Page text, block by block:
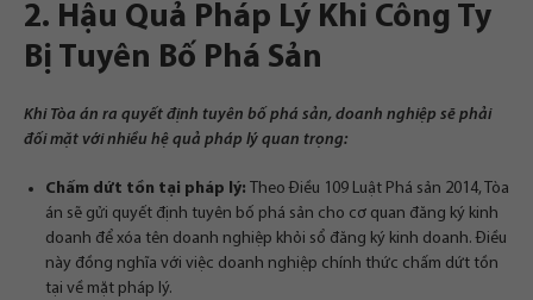
2. Hậu Quả Pháp Lý Khi Công Ty
Bị Tuyên Bố Phá Sản
Khi Tòa án ra quyết định tuyên bố phá sản, doanh nghiệp sẽ phải
đối mặt với nhiều hệ quả pháp lý quan trọng:
Chấm dứt tồn tại pháp lý: Theo Điều 109 Luật Phá sản 2014, Tòa
án sẽ gửi quyết định tuyên bố phá sản cho cơ quan đăng ký kinh
doanh để xóa tên doanh nghiệp khỏi sổ đăng ký kinh doanh. Điều
này đồng nghĩa với việc doanh nghiệp chính thức chấm dứt tồn
tại về mặt pháp lý.